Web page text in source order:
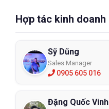
Hợp tác kinh doanh
Sỹ Dũng
Sales Manager
0905 605 016
Đặng Quốc Vinh